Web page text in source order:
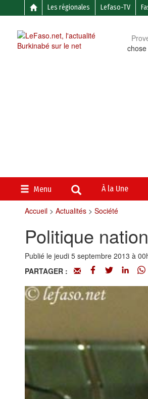
Les régionales Lefaso-TV
Menu À la Une
Accueil> Actualités> Société
Politique
Publié le jeudi 5 septembre 2013 à
PARTAGER :